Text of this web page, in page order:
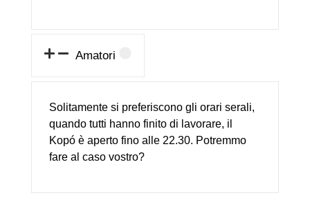
Sala adatta a selftape, registrazione
insonorizzata.
SCHEDA TECNICA
Amatori
Solitamente si preferiscono gli orari serali,
quando tutti hanno finito di lavorare, il
Kopó è aperto fino alle 22.30. Potremmo
fare al caso vostro?